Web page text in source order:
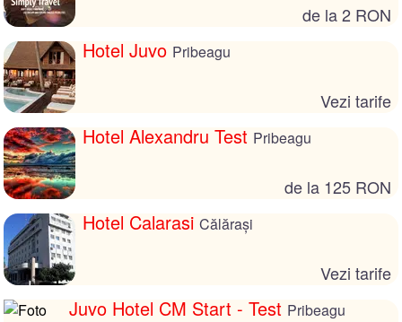
de la 2 RON
Hotel Juvo Pribeagu
Vezi tarife
Hotel Alexandru Test Pribeagu
de la 125 RON
Hotel Calarasi Călărași
Vezi tarife
Juvo Hotel CM Start - Test Pribeagu